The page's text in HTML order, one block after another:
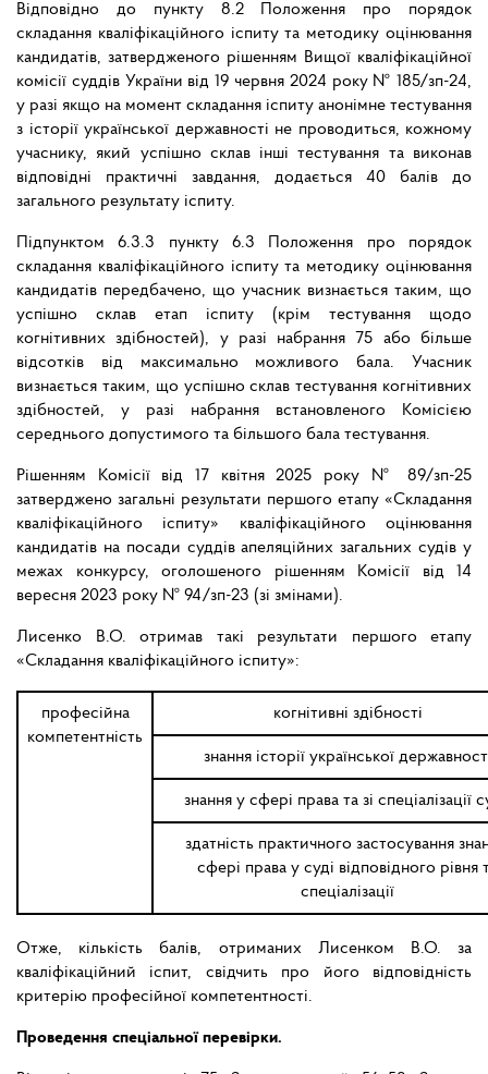
Відповідно до пункту 8.2 Положення про порядок
складання кваліфікаційного іспиту та методику оцінювання
кандидатів, затвердженого рішенням Вищої кваліфікаційної
комісії суддів України від 19 червня 2024 року № 185/зп-24,
у разі якщо на момент складання іспиту анонімне тестування
з історії української державності не проводиться, кожному
учаснику, який успішно склав інші тестування та виконав
відповідні практичні завдання, додається 40 балів до
загального результату іспиту.
Підпунктом 6.3.3 пункту 6.3 Положення про порядок
складання кваліфікаційного іспиту та методику оцінювання
кандидатів передбачено, що учасник визнається таким, що
успішно склав етап іспиту (крім тестування щодо
когнітивних здібностей), у разі набрання 75 або більше
відсотків від максимально можливого бала. Учасник
визнається таким, що успішно склав тестування когнітивних
здібностей, у разі набрання встановленого Комісією
середнього допустимого та більшого бала тестування.
Рішенням Комісії від 17 квітня 2025 року № 89/зп-25
затверджено загальні результати першого етапу «Складання
кваліфікаційного іспиту» кваліфікаційного оцінювання
кандидатів на посади суддів апеляційних загальних судів у
межах конкурсу, оголошеного рішенням Комісії від 14
вересня 2023 року № 94/зп-23 (зі змінами).
Лисенко В.О. отримав такі результати першого етапу
«Складання кваліфікаційного іспиту»:
професійна
компетентність
когнітивні здібності
знання історії української
знання у сфері права та зі спеціалізації
здатність практичного застосування
сфері права у суді відповідного рівня
спеціалізації
Отже, кількість балів, отриманих Лисенком В.О. за
кваліфікаційний іспит, свідчить про його відповідність
критерію професійної компетентності.
Проведення спеціальної перевірки.